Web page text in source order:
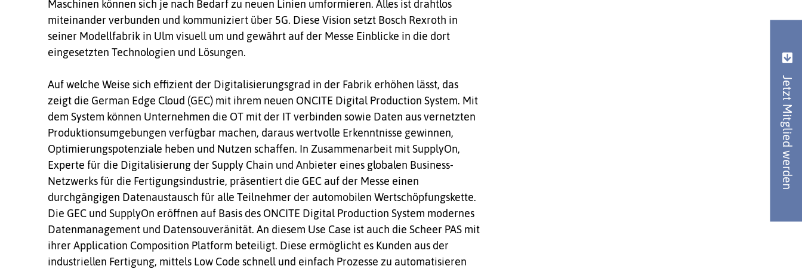
Jetzt Mitglied werden
Maschinen können sich je nach Bedarf zu neuen Linien umformieren. Alles ist drahtlos
miteinander verbunden und kommuniziert über 5G. Diese Vision setzt Bosch Rexroth in
seiner Modellfabrik in Ulm visuell um und gewährt auf der Messe Einblicke in die dort
eingesetzten Technologien und Lösungen.
Auf welche Weise sich effizient der Digitalisierungsgrad in der Fabrik erhöhen lässt, das
zeigt die German Edge Cloud (GEC) mit ihrem neuen ONCITE Digital Production System. Mit
dem System können Unternehmen die OT mit der IT verbinden sowie Daten aus vernetzten
Produktionsumgebungen verfügbar machen, daraus wertvolle Erkenntnisse gewinnen,
Optimierungspotenziale heben und Nutzen schaffen. In Zusammenarbeit mit SupplyOn,
Experte für die Digitalisierung der Supply Chain und Anbieter eines globalen Business-
Netzwerks für die Fertigungsindustrie, präsentiert die GEC auf der Messe einen
durchgängigen Datenaustausch für alle Teilnehmer der automobilen Wertschöpfungskette.
Die GEC und SupplyOn eröffnen auf Basis des ONCITE Digital Production System modernes
Datenmanagement und Datensouveränität. An diesem Use Case ist auch die Scheer PAS mit
ihrer Application Composition Platform beteiligt. Diese ermöglicht es Kunden aus der
industriellen Fertigung, mittels Low Code schnell und einfach Prozesse zu automatisieren